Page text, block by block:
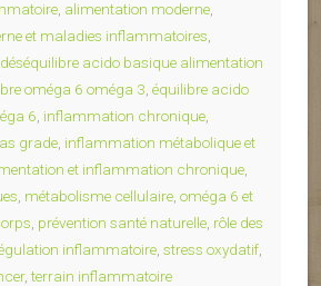
alimentation moderne
et maladies inflammatoires
déséquilibre acido basique alimentation
oméga 6 oméga 3 équilibre acido
6 inflammation chronique
grade inflammation métabolique et
et inflammation chronique
métabolisme cellulaire oméga 6 et
prévention santé naturelle rôle des
inflammatoire stress oxydatif
,terrain inflammatoire